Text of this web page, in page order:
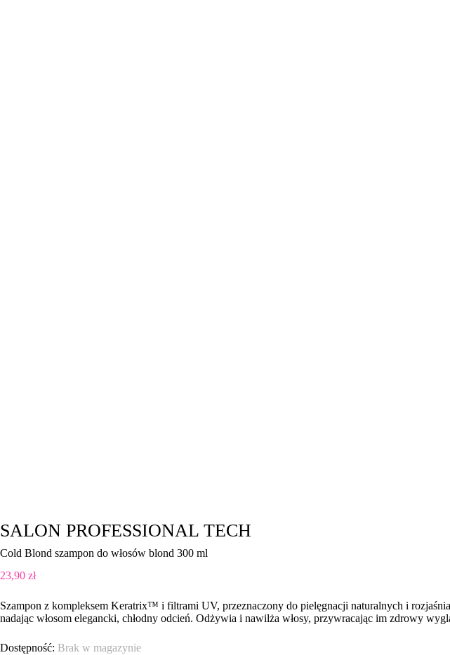
SALON PROFESSIONAL TECH
Cold Blond szampon do włosów blond 300 ml
23,90 zł
Szampon z kompleksem Keratrix™ i filtrami UV, przeznaczony do pielęgnacji naturalnych i
nadając włosom elegancki, chłodny odcień. Odżywia i nawilża włosy, przywracając im zdrowy
Brak w magazynie